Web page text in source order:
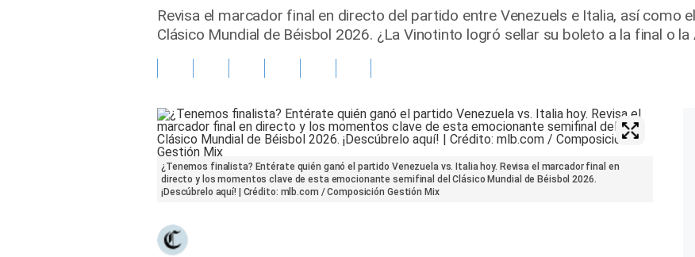
Revisa el marcador final en directo del partido entre Venezuels e Italia, así como
Clásico Mundial de Béisbol 2026. ¿La Vinotinto logró sellar su boleto a la final o
¿Tenemos finalista? Entérate quién ganó el partido Venezuela vs. Italia hoy. Revisa el marcador final en
directo y los momentos clave de esta emocionante semifinal del Clásico Mundial de Béisbol 2026.
¡Descúbrelo aquí! | Crédito: mlb.com / Composición Gestión Mix